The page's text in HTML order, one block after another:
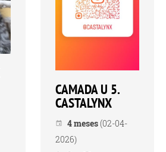
CAMADA U 5.
CASTALYNX
4 meses(02-04-
2026)